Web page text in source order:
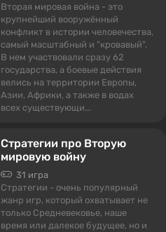
Вторая мировая война - это
крупнейший вооружённый
конфликт в истории человечества,
самый масштабный и "кровавый".
В нем участвовали сразу 62
государства, а боевые действия
велись на территории Европы,
Азии, Африки, а также в водах
всех существующи...
Стратегии про Вторую
мировую войну
31 игра
Стратегии - очень популярный
жанр игр, который охватывает не
только Средневековье, наше
время или далекое будущее, но и